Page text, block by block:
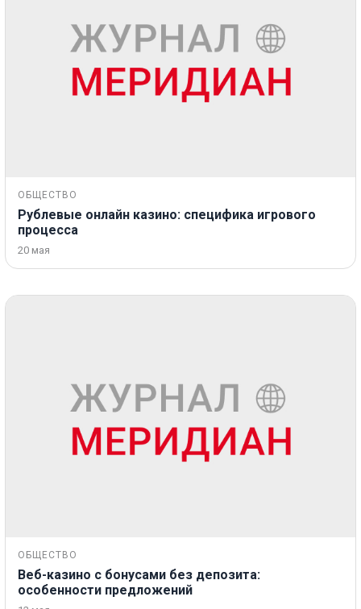
ОБЩЕСТВО
Рублевые онлайн казино: специфика игрового
процесса
20 мая
ОБЩЕСТВО
Веб-казино с бонусами без депозита:
особенности предложений